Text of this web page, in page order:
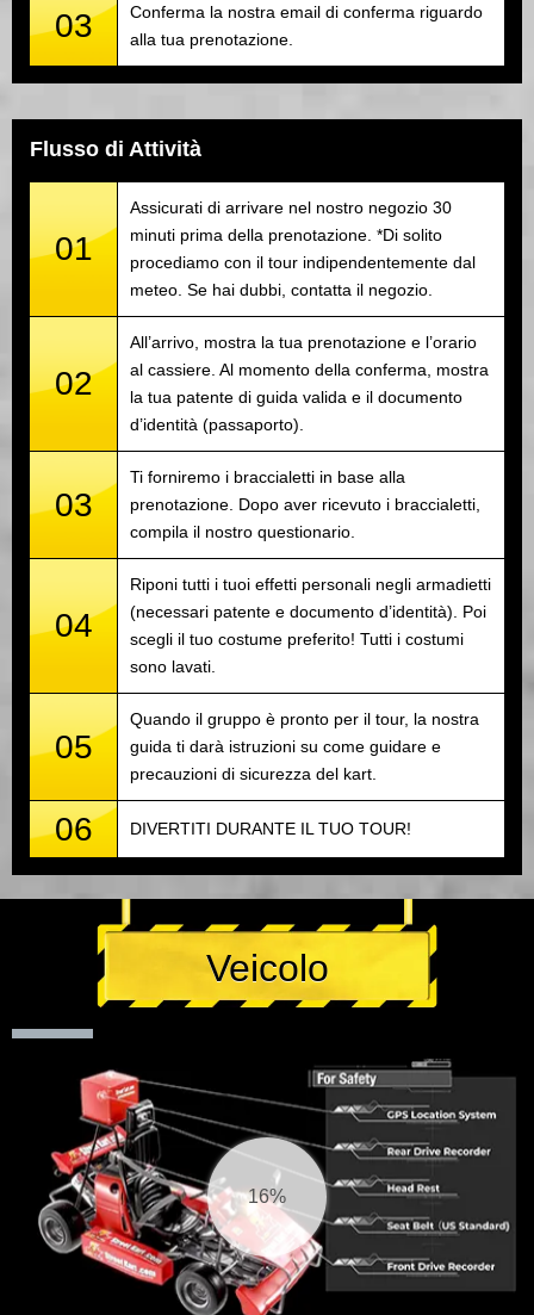
03
Conferma la nostra email di conferma riguardo
alla tua prenotazione.
Flusso di Attività
01
Assicurati di arrivare nel nostro negozio 30
minuti prima della prenotazione. *Di solito
procediamo con il tour indipendentemente dal
meteo. Se hai dubbi, contatta il negozio.
02
All’arrivo, mostra la tua prenotazione e l’orario
al cassiere. Al momento della conferma, mostra
la tua patente di guida valida e il documento
d’identità (passaporto).
03
Ti forniremo i braccialetti in base alla
prenotazione. Dopo aver ricevuto i braccialetti,
compila il nostro questionario.
04
Riponi tutti i tuoi effetti personali negli armadietti
(necessari patente e documento d’identità). Poi
scegli il tuo costume preferito! Tutti i costumi
sono lavati.
05
Quando il gruppo è pronto per il tour, la nostra
guida ti darà istruzioni su come guidare e
precauzioni di sicurezza del kart.
06 DIVERTITI DURANTE IL TUO TOUR!
Veicolo
17%